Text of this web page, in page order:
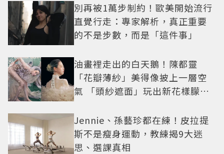
別再被1萬步制約！歐美開始流行
直覺行走：專家解析，真正重要
的不是步數，而是「這件事」
油畫裡走出的白天鵝！陳都靈
「花瓣薄紗」美得像披上一層空
氣 「頭紗遮面」玩出新花樣朦朧
Jennie、孫藝珍都在練！皮拉提
斯不是瘦身運動，教練揭9大迷
思、選課真相